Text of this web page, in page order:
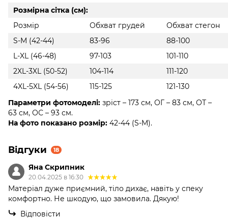
Розмірна сітка (см):
Розмір
Обхват грудей
Обхват стегон
S-M (42-44)
83-96
88-100
L-XL (46-48)
97-103
101-110
2XL-3XL (50-52)
104-114
111-120
4XL-5XL (54-56)
115-125
121-130
Параметри фотомоделі: зріст – 173 см, ОГ – 83 см, ОТ –
63 см, ОС – 93 см.
На фото показано розмір: 42-44 (S-M).
Відгуки 18
Яна Скрипник
20.04.2025 в 16:30
Матеріал дуже приємний, тіло дихає, навіть у спеку
комфортно. Не шкодую, що замовила. Дякую!
Відповісти